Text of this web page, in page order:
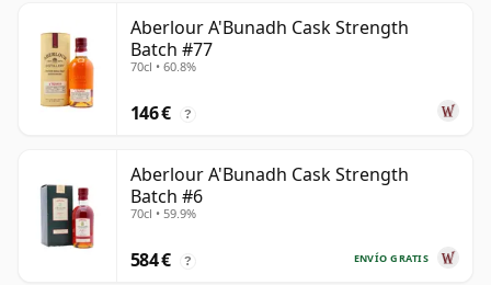
Aberlour A'Bunadh Cask Strength
Batch #77
70cl • 60.8%
146 € ?
Aberlour A'Bunadh Cask Strength
Batch #6
70cl • 59.9%
ENVÍO GRATIS
584 € ?